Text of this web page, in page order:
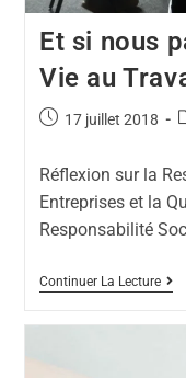
Et si nous
Vie au
17 juillet 2018
Réflexion sur la
Entreprises et la
Responsabilité
Continuer La Lecture